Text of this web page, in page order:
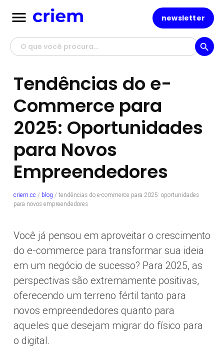
newsletter
search
menu
Tendências do e-
Commerce para
2025: Oportunidades
para Novos
Empreendedores
criem.cc / blog / tendências do e-commerce para 2025: oportunidades
para novos empreendedores
Você já pensou em aproveitar o crescimento
do e-commerce para transformar sua ideia
em um negócio de sucesso? Para 2025, as
perspectivas são extremamente positivas,
oferecendo um terreno fértil tanto para
novos empreendedores quanto para
aqueles que desejam migrar do físico para
o digital.